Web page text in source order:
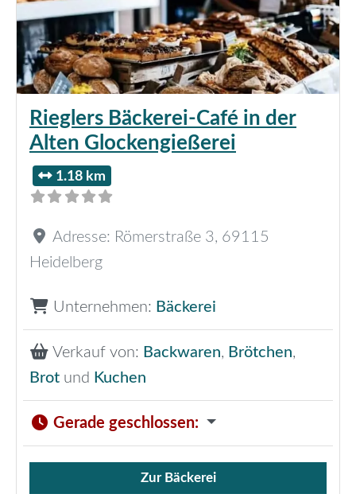
Rieglers Bäckerei-Café in der
Alten Glockengießerei
1.18 km
Adresse: Römerstraße 3, 69115
Heidelberg
Unternehmen: Bäckerei
Verkauf von: Backwaren, Brötchen,
Brot und Kuchen
Gerade geschlossen:
Verkauf von Brötchen,
Zur Bäckerei